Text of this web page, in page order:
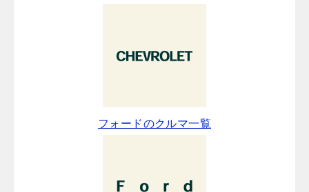
フォードのクルマ一覧